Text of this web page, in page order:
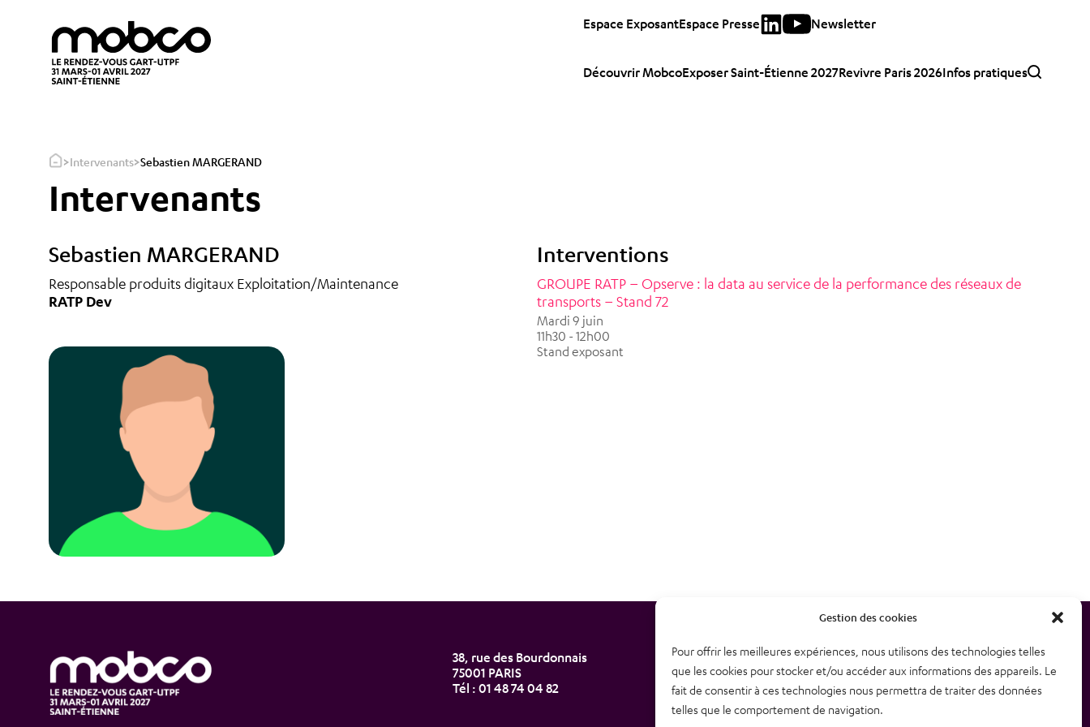
Gestion des cookies
Pour offrir les meilleures expériences, nous utilisons des technologies telles
que les cookies pour stocker et/ou accéder aux informations des appareils. Le
fait de consentir à ces technologies nous permettra de traiter des données
telles que le comportement de navigation.
Espace ExposantEspace Presse Newsletter
Découvrir MobcoExposer Saint-Étienne 2027Revivre Paris 2026Infos pratiques
>Intervenants>Sebastien MARGERAND
Intervenants
Sebastien MARGERAND
Responsable produits digitaux Exploitation/Maintenance
RATP Dev
Interventions
GROUPE RATP – Opserve : la data au service de la performance des réseaux de
transports – Stand 72
Mardi 9 juin
11h30 - 12h00
Stand exposant
38, rue des Bourdonnais
75001 PARIS
Tél : 01 48 74 04 82
Newsletter
Nous contacter
Plan du site
Mentions légales – CGU